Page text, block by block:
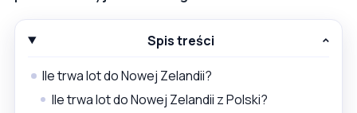
Spis treści
Ile trwa lot do Nowej Zelandii?
Ile trwa lot do Nowej Zelandii z Polski?